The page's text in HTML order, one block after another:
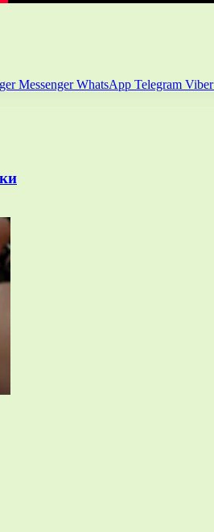
Messenger WhatsApp Telegram Viber